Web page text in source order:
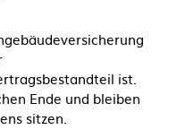
ist.
Ende und bleiben
sitzen.